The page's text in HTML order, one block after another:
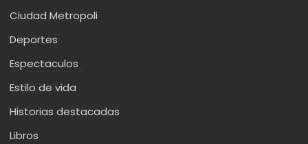
Ciudad Metropoli
Deportes
Espectaculos
Estilo de vida
Historias destacadas
Libros